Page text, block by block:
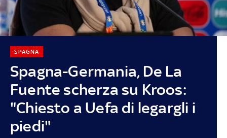
Spagna-Germania, De La
Fuente scherza su Kroos:
"Chiesto a Uefa di legargli i
piedi"
SPAGNA